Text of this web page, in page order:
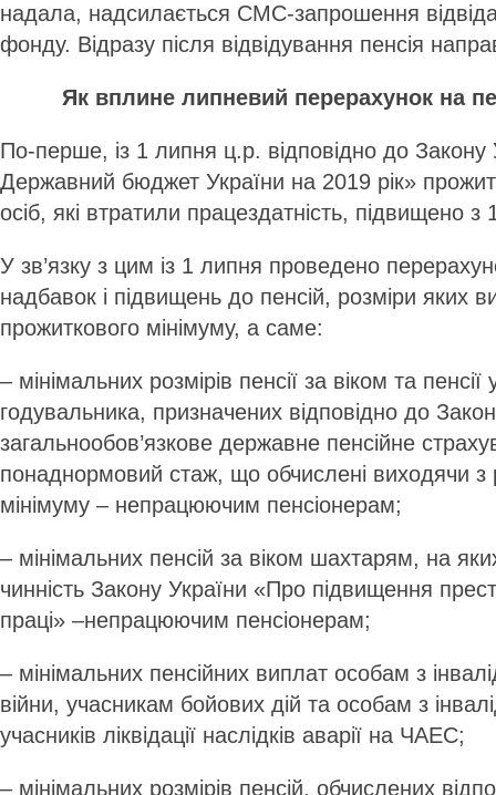
надала, надсилається СМС-запрошення
фонду. Відразу після відвідування пенсія
Як вплине липневий перерахунок на
По-перше, із 1 липня ц.р. відповідно до Закону
Державний бюджет України на 2019 рік»
осіб, які втратили працездатність, підвищено
У зв’язку з цим із 1 липня проведено
надбавок і підвищень до пенсій, розміри яких
прожиткового мінімуму, а саме:
– мінімальних розмірів пенсії за віком та пенсії
годувальника, призначених відповідно до
загальнообов’язкове державне пенсійне
понаднормовий стаж, що обчислені виходячи з
мінімуму – непрацюючим пенсіонерам;
– мінімальних пенсій за віком шахтарям, на
чинність Закону України «Про підвищення
праці» –непрацюючим пенсіонерам;
– мінімальних пенсійних виплат особам з
війни, учасникам бойових дій та особам з
учасників ліквідації наслідків аварії на ЧАЕС;
– мінімальних розмірів пенсій, обчислених